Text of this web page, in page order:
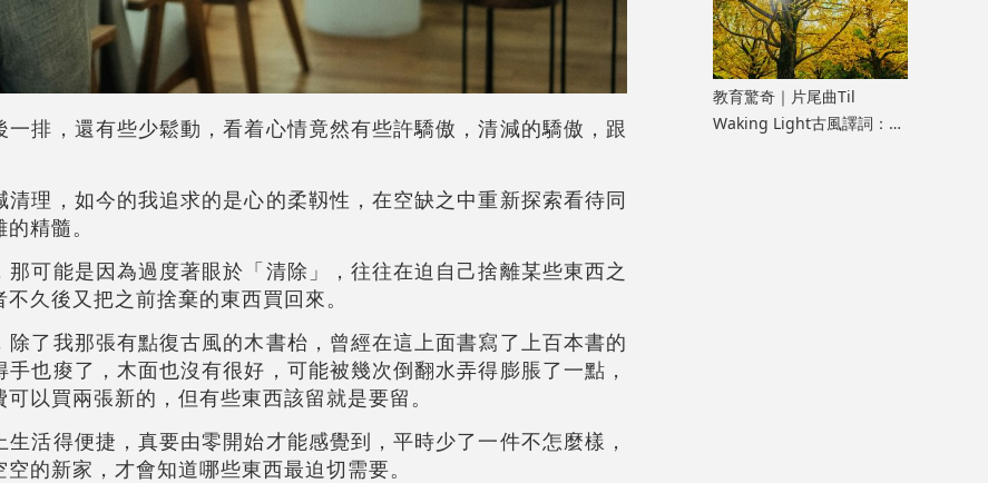
排，還有些少鬆動，看着心情竟然有些許驕傲，清減的驕傲，跟
理，如今的我追求的是心的柔靱性，在空缺之中重新探索看待同
精髓。
可能是因為過度著眼於「清除」，往往在迫自己捨離某些東西之
久後又把之前捨棄的東西買回來。
了我那張有點復古風的木書枱，曾經在這上面書寫了上百本書的
也痠了，木面也沒有很好，可能被幾次倒翻水弄得膨脹了一點，
以買兩張新的，但有些東西該留就是要留。
活得便捷，真要由零開始才能感覺到，平時少了一件不怎麼樣，
的新家，才會知道哪些東西最迫切需要。
教育驚奇｜片尾曲Til
Waking Light古風譯詞：